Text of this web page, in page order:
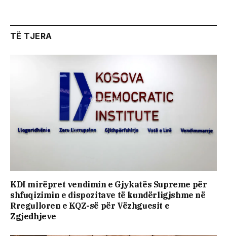
TË TJERA
KDI mirëpret vendimin e Gjykatës Supreme për
shfuqizimin e dispozitave të kundërligjshme në
Rregulloren e KQZ-së për Vëzhguesit e
Zgjedhjeve